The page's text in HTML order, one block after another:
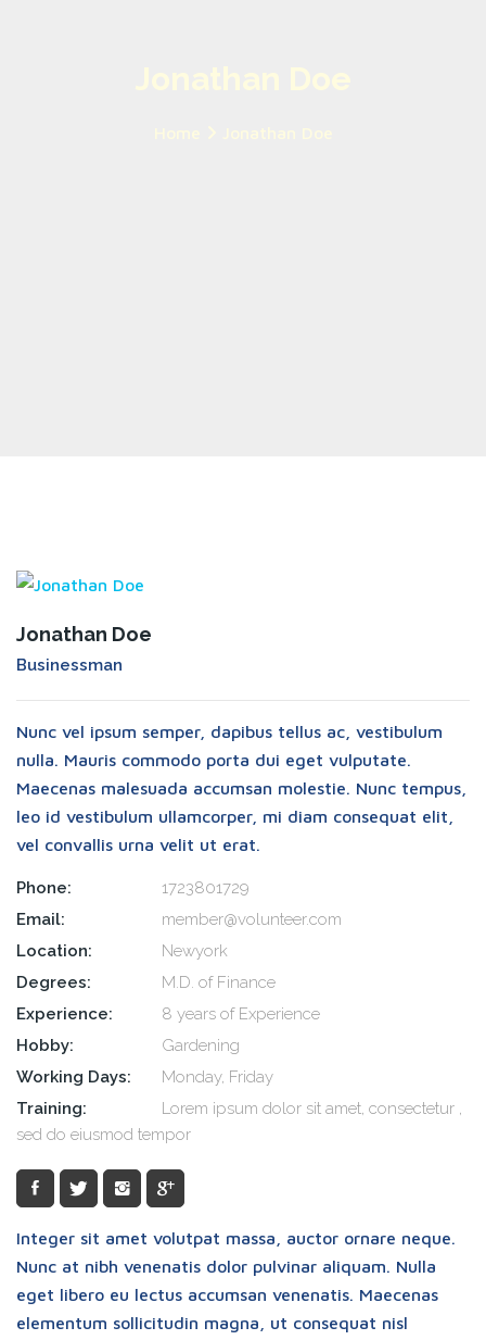
Jonathan Doe
Businessman
Nunc vel ipsum semper, dapibus tellus ac, vestibulum
nulla. Mauris commodo porta dui eget vulputate.
Maecenas malesuada accumsan molestie. Nunc tempus,
leo id vestibulum ullamcorper, mi diam consequat elit,
vel convallis urna velit ut erat.
Phone:
1723801729
Email:
member@volunteer.com
Location:
Newyork
Degrees:
M.D. of Finance
Experience:
8 years of Experience
Hobby:
Gardening
Working Days:
Monday, Friday
Training:
Lorem ipsum dolor sit amet, consectetur ,
sed do eiusmod tempor
Integer sit amet volutpat massa, auctor ornare neque.
Nunc at nibh venenatis dolor pulvinar aliquam. Nulla
eget libero eu lectus accumsan venenatis. Maecenas
elementum sollicitudin magna, ut consequat nisl